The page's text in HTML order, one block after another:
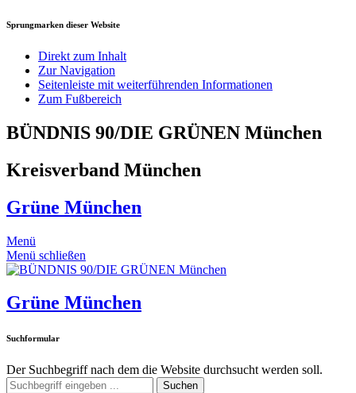
Sprungmarken dieser Website
Direkt zum Inhalt
Zur Navigation
Seitenleiste mit weiterführenden Informationen
Zum Fußbereich
BÜNDNIS 90/DIE GRÜNEN München
Kreisverband München
Grüne München
Menü
Menü schließen
Grüne München
Suchformular
Der Suchbegriff nach dem die Website durchsucht werden soll.
Suchen